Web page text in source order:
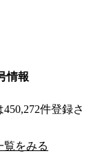
情報
件登録さ
覧をみる